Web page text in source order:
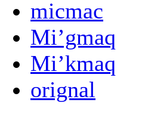
micmac
Mi’gmaq
Mi’kmaq
orignal